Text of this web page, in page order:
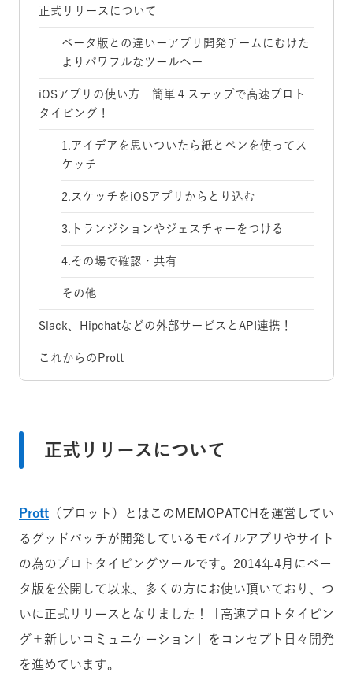
正式リリースについて
ベータ版との違いーアプリ開発チームにむけた
よりパワフルなツールへー
iOSアプリの使い方 簡単４ステップで高速プロト
タイピング！
1.アイデアを思いついたら紙とペンを使ってス
ケッチ
2.スケッチをiOSアプリからとり込む
3.トランジションやジェスチャーをつける
4.その場で確認・共有
その他
Slack、Hipchatなどの外部サービスとAPI連携！
これからのPrott
正式リリースについて
Prott （プロット）とはこのMEMOPATCHを運営してい
るグッドパッチが開発しているモバイルアプリやサイト
の為のプロトタイピングツールです。2014年4月にベー
タ版を公開して以来、多くの方にお使い頂いており、つ
いに正式リリースとなりました！「高速プロトタイピン
グ＋新しいコミュニケーション」をコンセプト日々開発
を進めています。